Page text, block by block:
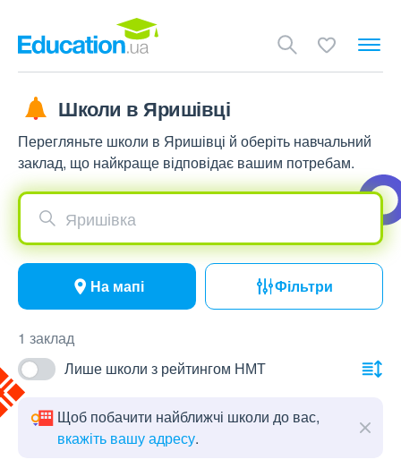
Школи в Яришівці
Перегляньте школи в Яришівці й оберіть навчальний
заклад, що найкраще відповідає вашим потребам.
Яришівка
На мапі Фільтри
1 заклад
Лише школи з рейтингом НМТ
Щоб побачити найближчі школи до вас,
вкажіть вашу адресу.